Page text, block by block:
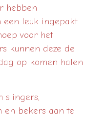
hebben
leuk ingepakt
voor het
kunnen deze de
op komen halen
slingers,
en bekers aan te